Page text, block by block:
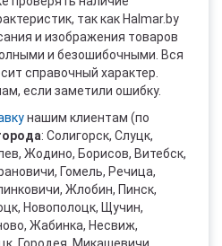
так как Halmar.by
и изображения товаров
и безошибочными. Вся
справочный характер.
если заметили ошибку.
нашим клиентам (по
: Солигорск, Слуцк,
Жодино, Борисов, Витебск,
Гомель, Речица,
Жлобин, Пинск,
Новополоцк, Щучин,
Жабинка, Несвиж,
Городея, Микашевичи,